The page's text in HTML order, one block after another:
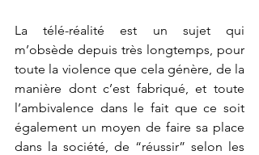
La télé-réalité est un sujet qui
m’obsède depuis très longtemps, pour
toute la violence que cela génère, de la
manière dont c’est fabriqué, et toute
l’ambivalence dans le fait que ce soit
également un moyen de faire sa place
dans la société, de “réussir” selon les